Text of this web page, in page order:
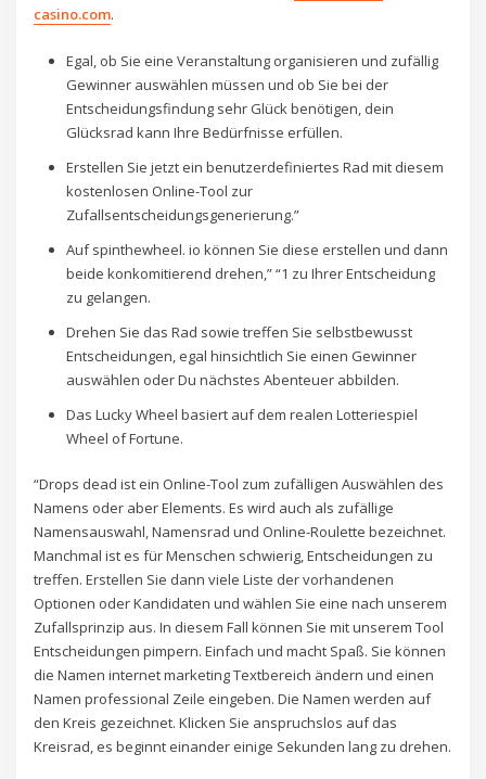
casino.com.
Egal, ob Sie eine Veranstaltung organisieren und zufällig
Gewinner auswählen müssen und ob Sie bei der
Entscheidungsfindung sehr Glück benötigen, dein
Glücksrad kann Ihre Bedürfnisse erfüllen.
Erstellen Sie jetzt ein benutzerdefiniertes Rad mit diesem
kostenlosen Online-Tool zur
Zufallsentscheidungsgenerierung.”
Auf spinthewheel. io können Sie diese erstellen und dann
beide konkomitierend drehen,” “1 zu Ihrer Entscheidung
zu gelangen.
Drehen Sie das Rad sowie treffen Sie selbstbewusst
Entscheidungen, egal hinsichtlich Sie einen Gewinner
auswählen oder Du nächstes Abenteuer abbilden.
Das Lucky Wheel basiert auf dem realen Lotteriespiel
Wheel of Fortune.
“Drops dead ist ein Online-Tool zum zufälligen Auswählen des
Namens oder aber Elements. Es wird auch als zufällige
Namensauswahl, Namensrad und Online-Roulette bezeichnet.
Manchmal ist es für Menschen schwierig, Entscheidungen zu
treffen. Erstellen Sie dann viele Liste der vorhandenen
Optionen oder Kandidaten und wählen Sie eine nach unserem
Zufallsprinzip aus. In diesem Fall können Sie mit unserem Tool
Entscheidungen pimpern. Einfach und macht Spaß. Sie können
die Namen internet marketing Textbereich ändern und einen
Namen professional Zeile eingeben. Die Namen werden auf
den Kreis gezeichnet. Klicken Sie anspruchslos auf das
Kreisrad, es beginnt einander einige Sekunden lang zu drehen.